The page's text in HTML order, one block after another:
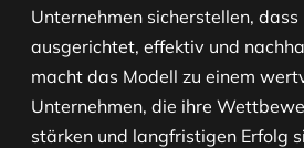
Unternehmen sicherstellen,
ausgerichtet, effektiv und
macht das Modell zu einem
Unternehmen, die ihre
stärken und langfristigen Erfolg